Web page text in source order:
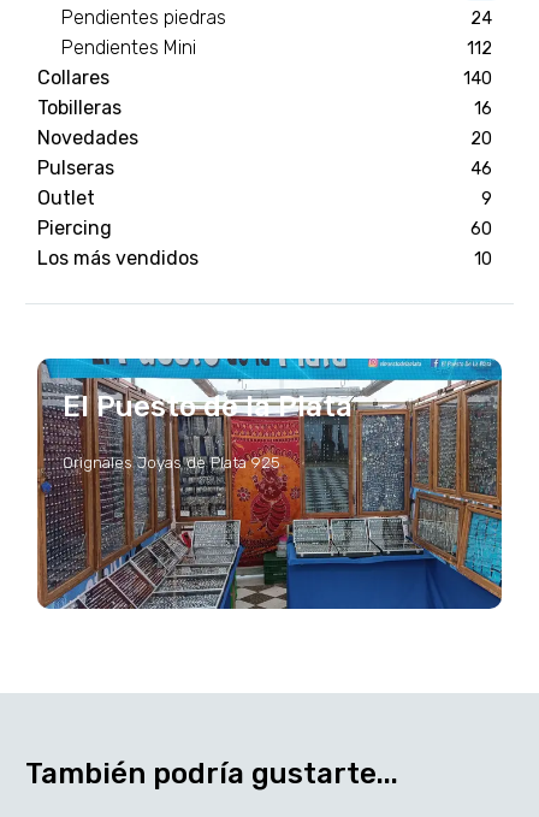
Pendientes piedras 24
Pendientes Mini 112
Collares 140
Tobilleras 16
Novedades 20
Pulseras 46
Outlet 9
Piercing 60
Los más vendidos 10
El Puesto de la Plata
Orignales Joyas de Plata 925
También podría gustarte...